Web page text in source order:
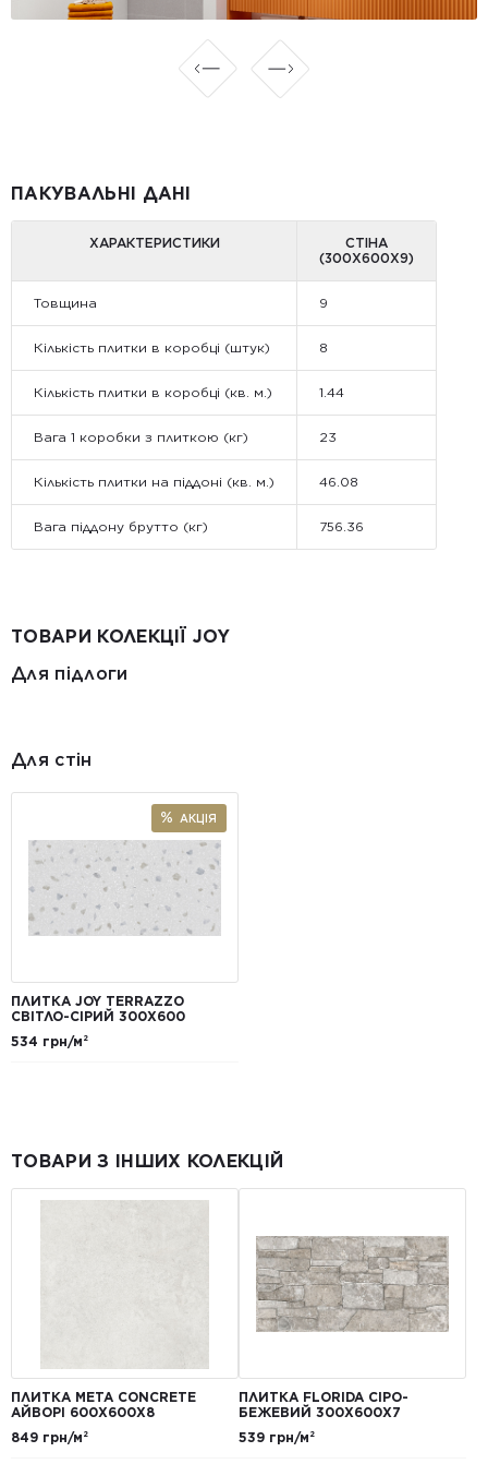
ПАКУВАЛЬНІ ДАНІ
ХАРАКТЕРИСТИКИ
СТІНА
(300Х600Х9)
Товщина 9
Кількість плитки в коробці (штук) 8
Кількість плитки в коробці (кв. м.) 1.44
Вага 1 коробки з плиткою (кг) 23
Кількість плитки на піддоні (кв. м.) 46.08
Вага піддону брутто (кг) 756.36
ТОВАРИ КОЛЕКЦІЇ JOY
Для підлоги
Для стін
АКЦІЯ
ПЛИТКА JOY TERRAZZO
СВІТЛО-СІРИЙ 300X600
534 грн/м²
ТОВАРИ З ІНШИХ КОЛЕКЦІЙ
ПЛИТКА META CONCRETE
АЙВОРІ 600Х600Х8
849 грн/м²
ПЛИТКА FLORIDA СІРО-
БЕЖЕВИЙ 300Х600Х7
539 грн/м²